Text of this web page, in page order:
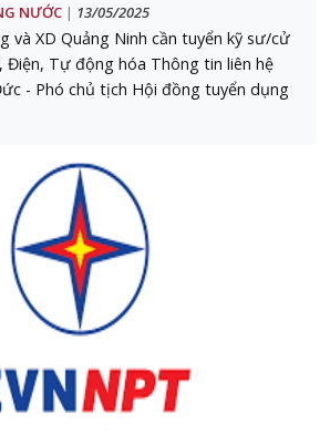
NƯỚC | 13/05/2025
và XD Quảng Ninh cần tuyển kỹ sư/cử
Điện, Tự động hóa Thông tin liên hệ
- Phó chủ tịch Hội đồng tuyển dụng